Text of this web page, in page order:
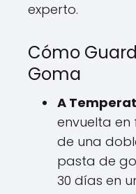
experto.
Cómo
Goma
A
envuelta en
de una
pasta de
30 días en